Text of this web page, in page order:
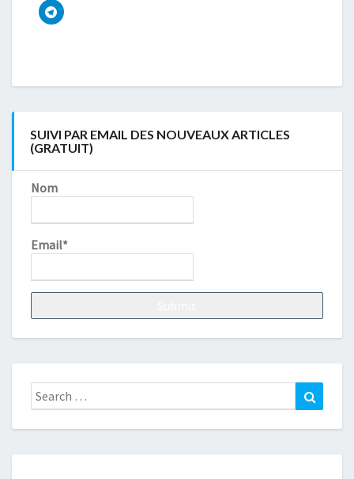
SUIVI PAR EMAIL DES NOUVEAUX ARTICLES
(GRATUIT)
Nom
Email*
Search
for: